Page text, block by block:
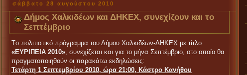
σάββατο 28 αυγούστου 2010
Δήμος Χαλκιδέων και ΔΗΚΕΧ, συνεχίζουν και το
Σεπτέμβριο
Tο πολιτιστικό πρόγραμμα του Δήμου Χαλκιδέων-ΔΗΚΕΧ με τίτλο
«ΕΥΡΙΠΕΙΑ 2010», συνεχίζεται και για το μήνα Σεπτέμβριο, στο οποίο θα
πραγματοποιηθούν οι παρακάτω εκδηλώσεις:
Τετάρτη 1 Σεπτεμβρίου 2010, ώρα 21:00, Κάστρο Κανήθου